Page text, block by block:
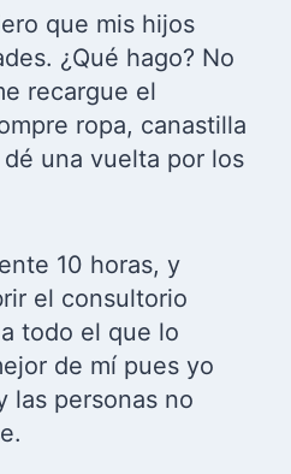
que mis hijos
¿Qué hago? No
recargue el
ropa, canastilla
una vuelta por los
10 horas, y
el consultorio
todo el que lo
de mí pues yo
las personas no